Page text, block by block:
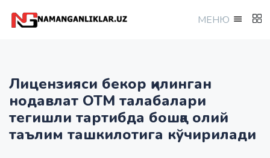
МEНЮ
Лицензияси бекор қилинган
нодавлат ОТМ талабалари
тегишли тартибда бошқа олий
таълим ташкилотига кўчирилади